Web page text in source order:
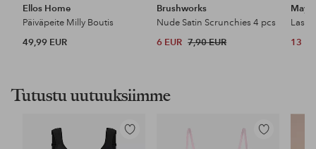
Ellos Home
Päiväpeite Milly Boutis
49,99 EUR
Brushworks
Nude Satin Scrunchies 4 pcs
6 EUR 7,90 EUR 13
Tutustu uutuuksiimme
Lisää
Lisää